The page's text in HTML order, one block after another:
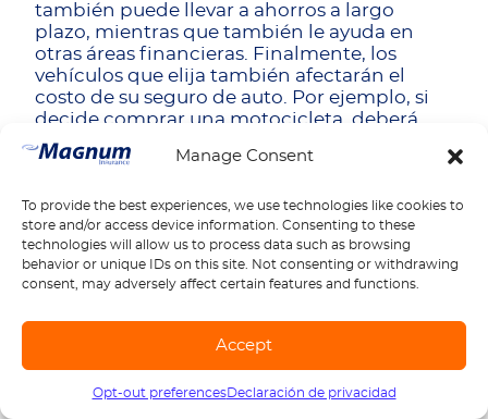
Manage Consent
To provide the best experiences, we use technologies like cookies to
store and/or access device information. Consenting to these
technologies will allow us to process data such as browsing
behavior or unique IDs on this site. Not consenting or withdrawing
consent, may adversely affect certain features and functions.
Accept
Opt-out preferencesDeclaración de privacidad
también puede llevar a ahorros a largo
plazo, mientras que también le ayuda en
otras áreas financieras. Finalmente, los
vehículos que elija también afectarán el
costo de su seguro de auto. Por ejemplo, si
decide comprar una motocicleta, deberá
agregar el
presupuesto, pero también se trata de
características de seguridad? Si está
considerando comprar un vehículo nuevo,
tenga en cuenta los costos del seguro tanto
como el vehículo en sí.
favor en el mundo del seguro. Sí, algunas
compañías lo valoran y recompensan a sus
embargo, encontrará muchas otras que
Llámanos 1-888-539-2102